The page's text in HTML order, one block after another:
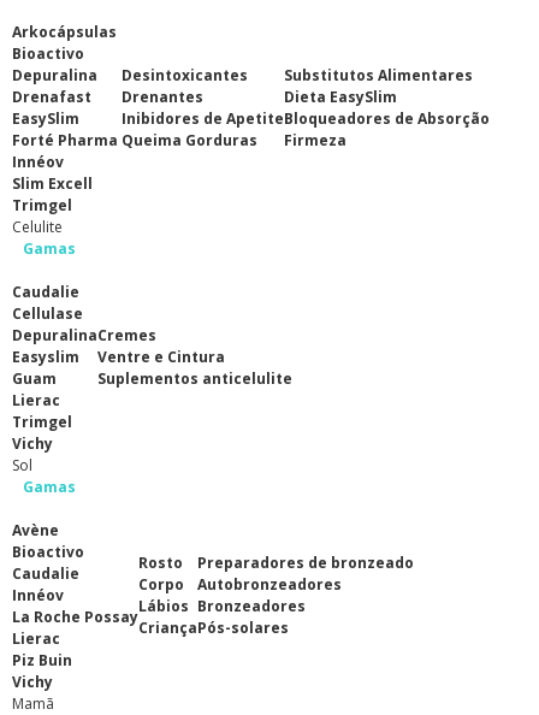
Arkocápsulas
Bioactivo
Depuralina
Drenafast
EasySlim
Forté Pharma
Innéov
Slim Excell
Trimgel
Desintoxicantes
Drenantes
Inibidores de Apetite
Queima Gorduras
Substitutos Alimentares
Dieta EasySlim
Bloqueadores de Absorção
Firmeza
Celulite
Gamas
Caudalie
Cellulase
Depuralina
Easyslim
Guam
Lierac
Trimgel
Vichy
Cremes
Ventre e Cintura
Suplementos anticelulite
Sol
Gamas
Avène
Bioactivo
Caudalie
Innéov
La Roche Possay
Lierac
Piz Buin
Vichy
Rosto
Corpo
Lábios
Criança
Preparadores de bronzeado
Autobronzeadores
Bronzeadores
Pós-solares
Mamã